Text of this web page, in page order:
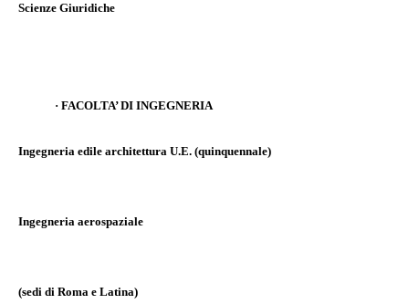
Scienze Giuridiche
· FACOLTA’ DI INGEGNERIA
Ingegneria edile architettura U.E. (quinquennale)
Ingegneria aerospaziale
(sedi di Roma e Latina)